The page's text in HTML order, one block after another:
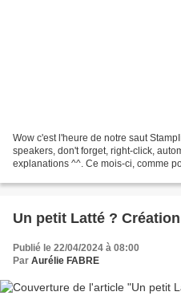
Wow c'est l'heure de notre saut
speakers, don't forget, right-click,
explanations ^^. Ce mois-ci, comme
Un petit Latté ?
Publié le 22/04/2024 à 08:00
Par Aurélie FABRE